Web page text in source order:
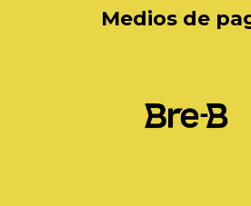
Medios de